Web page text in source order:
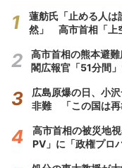
蓮舫氏「止める人は
然」 高市首相「上
高市首相の熊本避
閣広報官「51分間
広島原爆の日、小
非難 「この国は再
高市首相の被災地
PV」に「政権プロ